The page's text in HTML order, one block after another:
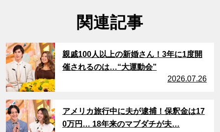
関連記事
サムネイル
親戚100人以上の新婚さん！3年に1度開
催されるのは…“大運動会”
2026.07.26
アメリカ旅行中に夫が逮捕！保釈金は17
0万円… 18年来のマブダチが夫…